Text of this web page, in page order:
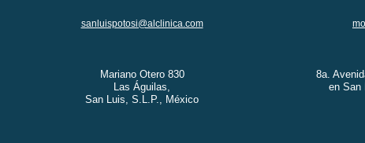
sanluispotosi@alclinica.com
Mariano Otero 830
Las Águilas,
San Luis, S.L.P., México
8a.
en San